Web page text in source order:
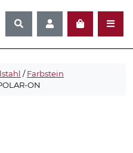
/Farbstein
ON